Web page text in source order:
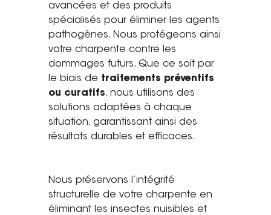
avancées et des produits
spécialisés pour éliminer les agents
pathogènes. Nous protégeons ainsi
votre charpente contre les
dommages futurs. Que ce soit par
le biais de traitements préventifs
ou curatifs, nous utilisons des
solutions adaptées à chaque
situation, garantissant ainsi des
résultats durables et efficaces.
Nous préservons l’intégrité
structurelle de votre charpente en
éliminant les insectes nuisibles et